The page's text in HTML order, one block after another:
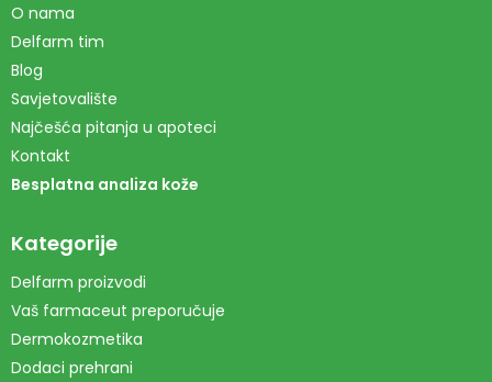
O nama
Delfarm tim
Blog
Savjetovalište
Najčešća pitanja u apoteci
Kontakt
Besplatna analiza kože
Kategorije
Delfarm proizvodi
Vaš farmaceut preporučuje
Dermokozmetika
Dodaci prehrani